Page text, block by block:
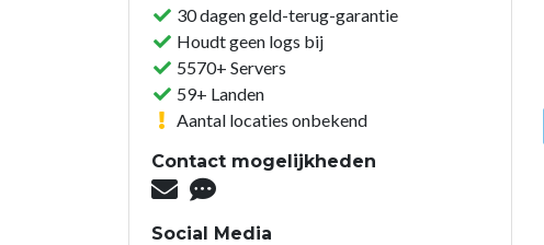
30 dagen geld-terug-garantie
Houdt geen logs bij
5570+ Servers
59+ Landen
Aantal locaties onbekend
Contact mogelijkheden
Social Media